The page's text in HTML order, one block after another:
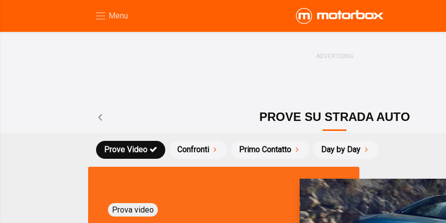
PROVE SU STRADA AUTO
Prove Video Confronti Primo Contatto Day by Day
Prova video